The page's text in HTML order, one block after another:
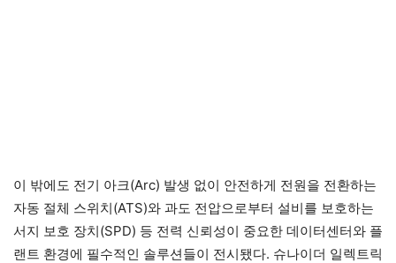
이 밖에도 전기 아크(Arc) 발생 없이 안전하게 전원을 전환하는
자동 절체 스위치(ATS)와 과도 전압으로부터 설비를 보호하는
서지 보호 장치(SPD) 등 전력 신뢰성이 중요한 데이터센터와 플
랜트 환경에 필수적인 솔루션들이 전시됐다. 슈나이더 일렉트릭